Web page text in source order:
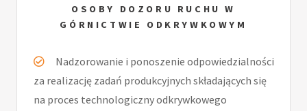
OSOBY DOZORU RUCHU W
GÓRNICTWIE ODKRYWKOWYM
Nadzorowanie i ponoszenie odpowiedzialności
za realizację zadań produkcyjnych składających się
na proces technologiczny odkrywkowego